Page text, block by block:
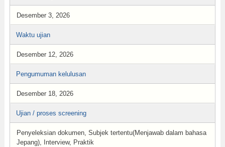
Desember 3, 2026
Waktu ujian
Desember 12, 2026
Pengumuman kelulusan
Desember 18, 2026
Ujian / proses screening
Penyeleksian dokumen, Subjek tertentu(Menjawab dalam bahasa
Jepang), Interview, Praktik